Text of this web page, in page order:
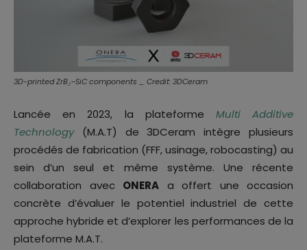
3D-printed ZrB₂–SiC components _ Credit: 3DCeram
Lancée en 2023, la plateforme Multi Additive
Technology(M.A.T) de 3DCeram intègre plusieurs
procédés de fabrication (FFF, usinage, robocasting) au
sein d’un seul et même système. Une récente
collaboration avec ONERA a offert une occasion
concrète d’évaluer le potentiel industriel de cette
approche hybride et d’explorer les performances de la
plateforme M.A.T.